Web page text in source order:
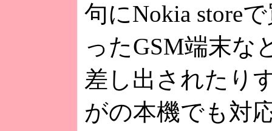
句にNokia store
ったGSM端末な
差し出されたり
がの本機でも対